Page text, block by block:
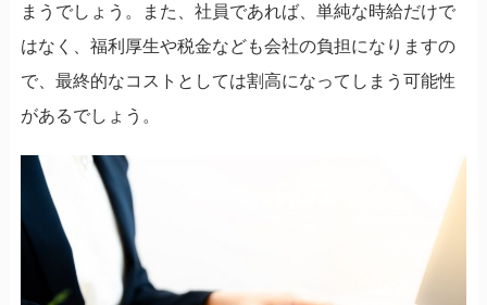
まうでしょう。また、社員であれば、単純な時給だけで
はなく、福利厚生や税金なども会社の負担になりますの
で、最終的なコストとしては割高になってしまう可能性
があるでしょう。